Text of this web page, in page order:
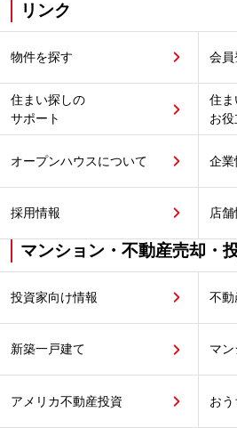
リンク
物件を探す 会員
住まい探しの
サポート
住ま
お
オープンハウスについて 企業
採用情報 店
マンション・不動産売却・
投資家向け情報 不動
新築一戸建て マ
アメリカ不動産投資 おう